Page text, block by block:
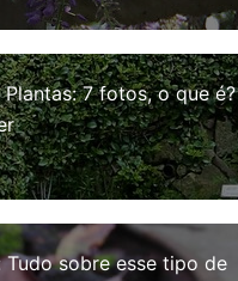
7 fotos, o que é?
Tudo sobre esse tipo de